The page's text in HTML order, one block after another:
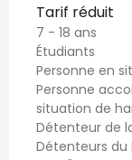
Tarif réduit
7 - 18 ans
Étudiants
Personne en
Personne
situation de
Détenteur de
Détenteurs du